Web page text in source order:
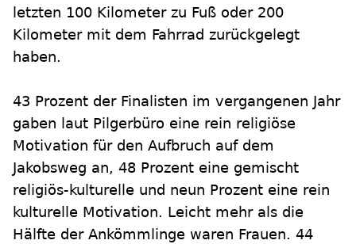
letzten 100 Kilometer zu Fuß oder 200
Kilometer mit dem Fahrrad zurückgelegt
haben.
43 Prozent der Finalisten im vergangenen Jahr
gaben laut Pilgerbüro eine rein religiöse
Motivation für den Aufbruch auf dem
Jakobsweg an, 48 Prozent eine gemischt
religiös-kulturelle und neun Prozent eine rein
kulturelle Motivation. Leicht mehr als die
Hälfte der Ankömmlinge waren Frauen. 44